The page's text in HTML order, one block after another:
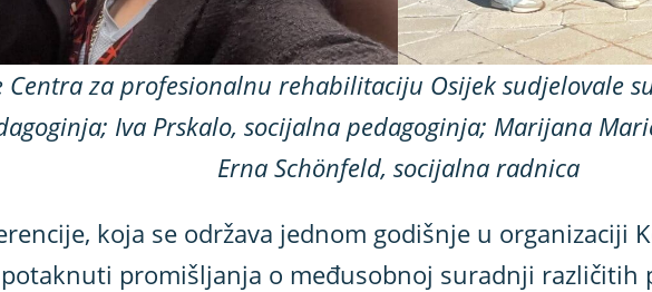
za profesionalnu rehabilitaciju Osijek sudjelovale
Iva Prskalo, socijalna pedagoginja; Marijana
Erna Schönfeld, socijalna radnica
koja se održava jednom godišnje u
promišljanja o međusobnoj suradnji